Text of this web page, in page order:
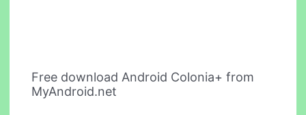
Free download Android Colonia+ from
MyAndroid.net